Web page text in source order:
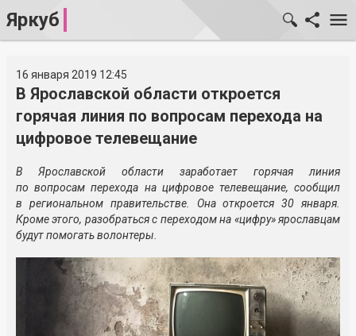
Яркуб
16 января 2019 12:45
В Ярославской области откроется
горячая линия по вопросам перехода на
цифровое телевещание
В Ярославской области заработает горячая линия
по вопросам перехода на цифровое телевещание, сообщил
в региональном правительстве. Она откроется 30 января.
Кроме этого, разобраться с переходом на «цифру» ярославцам
будут помогать волонтеры.